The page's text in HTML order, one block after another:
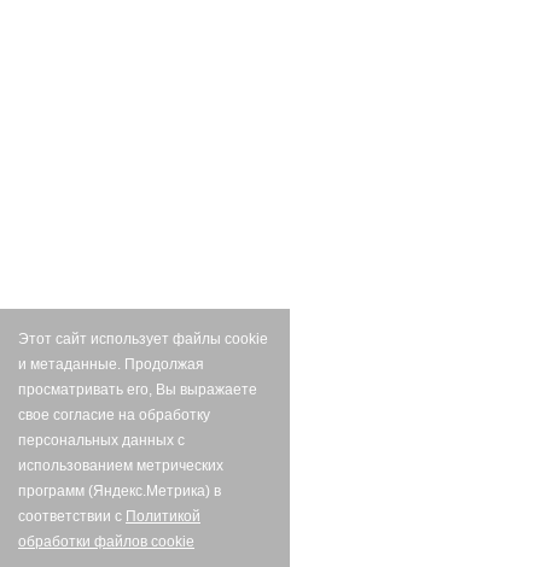
Этот сайт использует файлы cookie
и метаданные. Продолжая
просматривать его, Вы выражаете
свое согласие на обработку
персональных данных с
использованием метрических
программ (Яндекс.Метрика) в
соответствии с Политикой
обработки файлов cookie